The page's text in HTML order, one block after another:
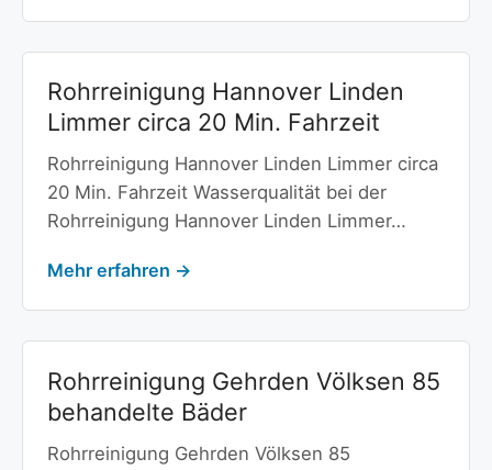
Rohrreinigung Hannover Linden
Limmer circa 20 Min. Fahrzeit
Rohrreinigung Hannover Linden Limmer circa
20 Min. Fahrzeit Wasserqualität bei der
Rohrreinigung Hannover Linden Limmer…
Mehr erfahren →
Rohrreinigung Gehrden Völksen 85
behandelte Bäder
Rohrreinigung Gehrden Völksen 85